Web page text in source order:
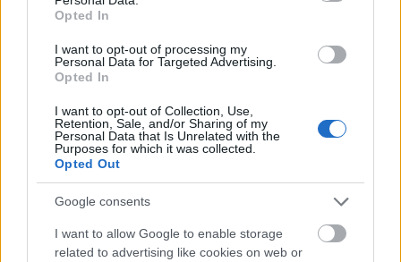
Opted In
I want to opt-out of processing my
Personal Data for Targeted Advertising.
Opted In
I want to opt-out of Collection, Use,
Retention, Sale, and/or Sharing of my
Personal Data that Is Unrelated with the
Purposes for which it was collected.
Opted Out
Google consents
I want to allow Google to enable storage
related to advertising like cookies on web or
Karar zamanı! Bakasetas’ın Alex’ten daha fazla skora katkı
sağlayacağını düşünüyorum.
11/04/2021 YazarSefa Nemutlu |